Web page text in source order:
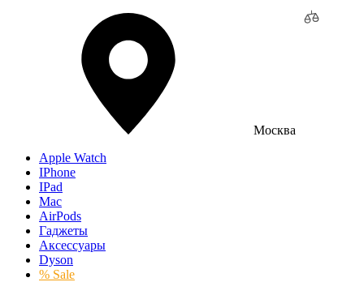
Москва
Apple Watch
IPhone
IPad
Mac
AirPods
Гаджеты
Аксессуары
Dyson
% Sale